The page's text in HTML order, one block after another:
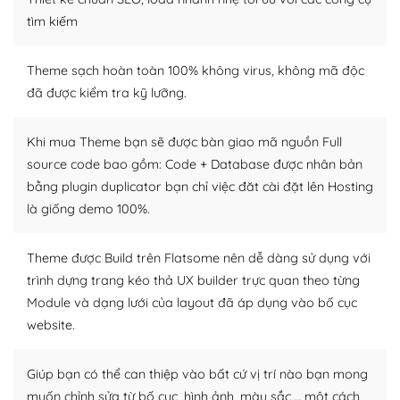
Dễ dàng tùy chỉnh trên WordPress
WordPress là nơi lưu trữ cho một diễn đàn cộng đồng
người cuồng tín WordPress.
Nếu bạn gặp khó khăn, bạn có thể lên mạng và tìm
kiếm những cộng đồng WordPress, họ sẽ giúp bạn trả
lời, giải đáp vấn đề của bạn.
Cộng đồng sử dụng WordPress sẵn sàng hỗ trợ bạn
– Đa dạng plugin và themes
Plugin mở rộng là thành phần cài đặt thêm vào
nhiều plugin trả phí hoặc miễn phí.
tìm kiếm
Theme sạch hoàn toàn 100% không virus, không mã độc
đã được kiểm tra kỹ lưỡng.
Khi mua Theme bạn sẽ được bàn giao mã nguồn Full
source code bao gồm: Code + Database được nhân bản
bằng plugin duplicator bạn chỉ việc đăt cài đặt lên Hosting
là giống demo 100%.
Theme được Build trên Flatsome nên dễ dàng sử dụng với
trình dựng trang kéo thả UX builder trực quan theo từng
Module và dạng lưới của layout đã áp dụng vào bố cục
website.
Giúp bạn có thể can thiệp vào bất cứ vị trí nào bạn mong
muốn chỉnh sửa từ bố cục, hình ảnh, màu sắc,… một cách